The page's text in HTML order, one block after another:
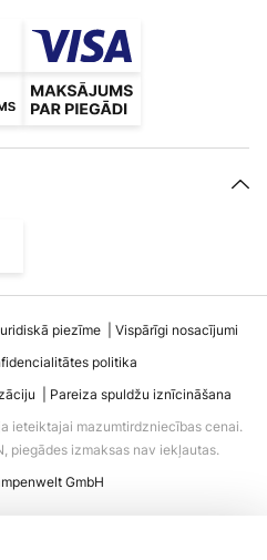
piezīme
Vispārīgi nosacījumi
politika
Pareiza spuldžu iznīcināšana
ieteiktajai mazumtirdzniecības cenai.
piegādes izmaksas nav iekļautas.
GmbH